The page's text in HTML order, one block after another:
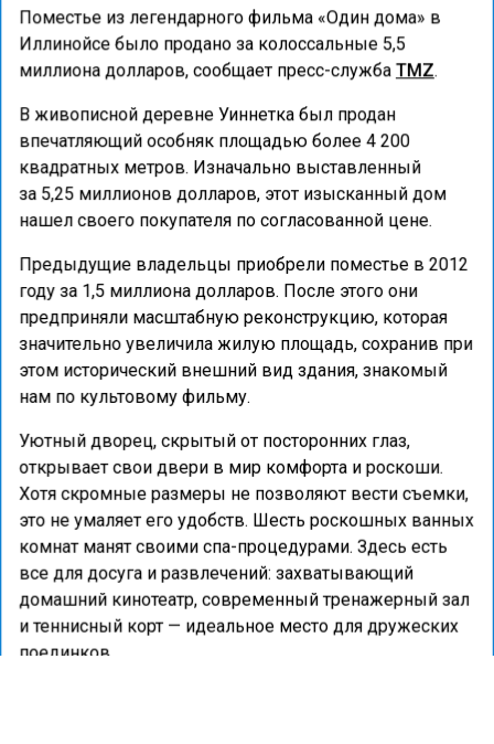
Поместье из легендарного фильма «Один дома» в
Иллинойсе было продано за колоссальные 5,5
миллиона долларов, сообщает пресс-служба TMZ.
В живописной деревне Уиннетка был продан
впечатляющий особняк площадью более 4 200
квадратных метров. Изначально выставленный
за 5,25 миллионов долларов, этот изысканный дом
нашел своего покупателя по согласованной цене.
Предыдущие владельцы приобрели поместье в 2012
году за 1,5 миллиона долларов. После этого они
предприняли масштабную реконструкцию, которая
значительно увеличила жилую площадь, сохранив при
этом исторический внешний вид здания, знакомый
нам по культовому фильму.
Уютный дворец, скрытый от посторонних глаз,
открывает свои двери в мир комфорта и роскоши.
Хотя скромные размеры не позволяют вести съемки,
это не умаляет его удобств. Шесть роскошных ванных
комнат манят своими спа-процедурами. Здесь есть
все для досуга и развлечений: захватывающий
домашний кинотеатр, современный тренажерный зал
и теннисный корт — идеальное место для дружеских
поединков.